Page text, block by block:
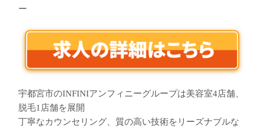
ー
宇都宮市のINFINIアンフィニーグループは美容室4店舗、
脱毛1店舗を展開
丁寧なカウンセリング、質の高い技術をリーズナブルな